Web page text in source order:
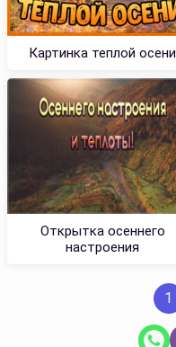
Картинка теплой осени
Открытка осеннего
настроения
1